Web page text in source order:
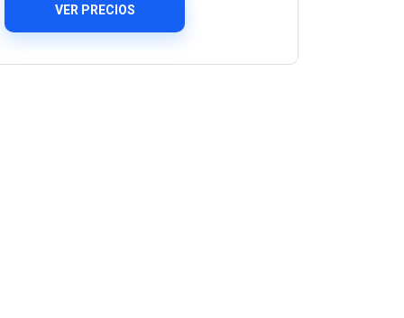
VER PRECIOS